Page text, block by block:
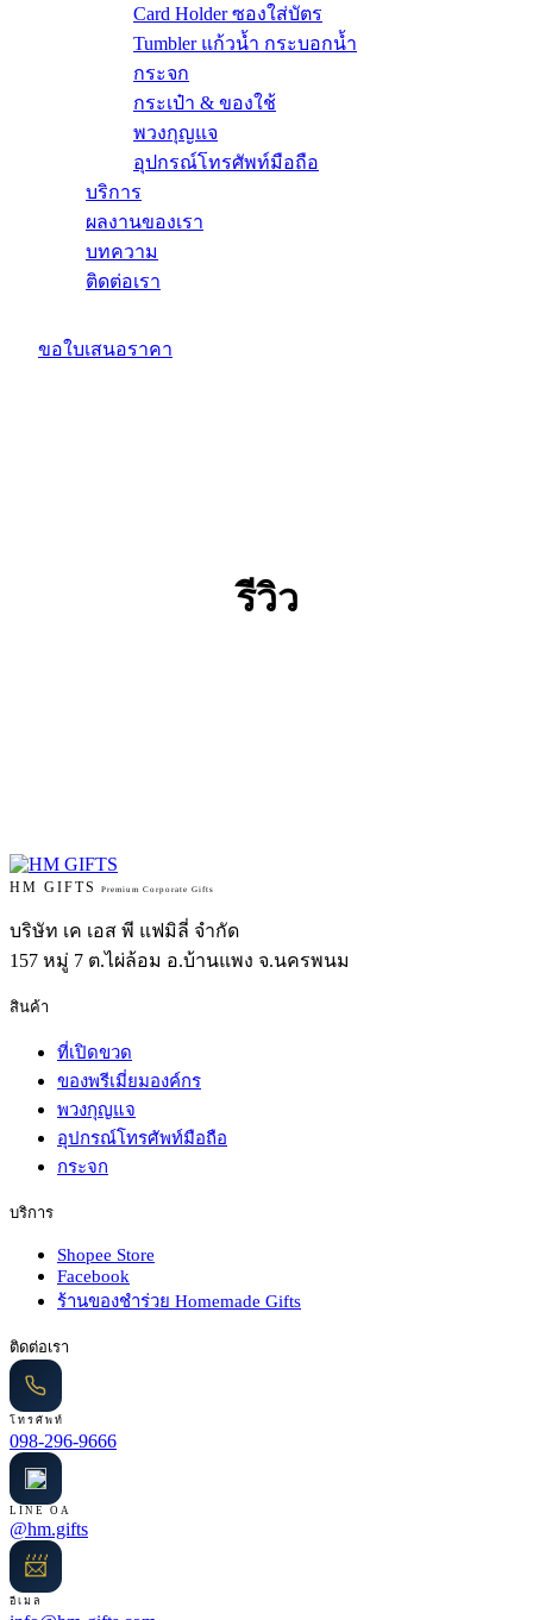
Card Holder ซองใส่บัตร
Tumbler แก้วน้ำ กระบอกน้ำ
กระจก
กระเป๋า & ของใช้
พวงกุญแจ
อุปกรณ์โทรศัพท์มือถือ
บริการ
ผลงานของเรา
บทความ
ติดต่อเรา
ขอใบเสนอราคา
รีวิว
HM GIFTS Premium Corporate Gifts
บริษัท เค เอส พี แฟมิลี่ จำกัด
157 หมู่ 7 ต.ไผ่ล้อม อ.บ้านแพง จ.นครพนม
สินค้า
ที่เปิดขวด
ของพรีเมี่ยมองค์กร
พวงกุญแจ
อุปกรณ์โทรศัพท์มือถือ
กระจก
บริการ
Shopee Store
Facebook
ร้านของชำร่วย Homemade Gifts
ติดต่อเรา
โทรศัพท์
098-296-9666
LINE OA
@hm.gifts
📨
อีเมล